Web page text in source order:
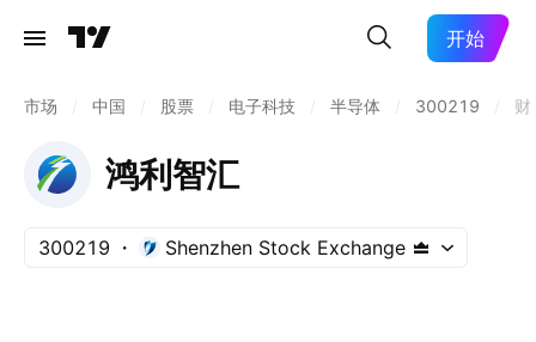
开始
市场 中国 股票 电子科技 半导体 300219 财
鸿利智汇
300219 Shenzhen Stock Exchange